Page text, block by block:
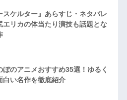
スケルター』あらすじ・ネタバレ
エリカの体当たり演技も話題とな
ぼのアニメおすすめ35選！ゆるく
白い名作を徹底紹介